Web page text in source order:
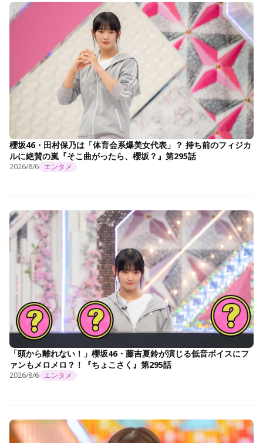
櫻坂46・田村保乃は「体育会系爆美女代表」？ 持ち前のフィジカ
ルに絶賛の嵐『そこ曲がったら、櫻坂？』第295話
2026/8/6 エンタメ
「頭から離れない！」櫻坂46・藤吉夏鈴が演じる低音ボイスにフ
ァンもメロメロ？！『ちょこさく』第295話
2026/8/6 エンタメ